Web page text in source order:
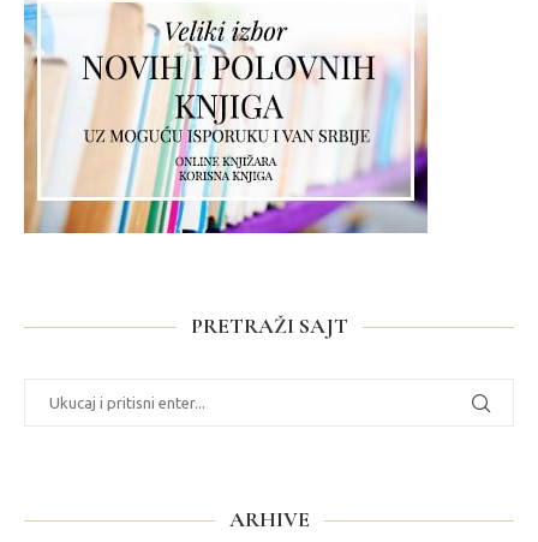
PRETRAŽI SAJT
ARHIVE